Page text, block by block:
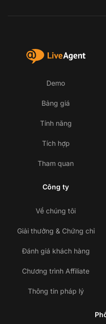
Demo
Bảng giá
Tính năng
Tích hợp
Tham quan
Công ty
Về chúng tôi
Giải thưởng & Chứng chỉ
Đánh giá khách hàng
Chương trình Affiliate
Thông tin pháp lý